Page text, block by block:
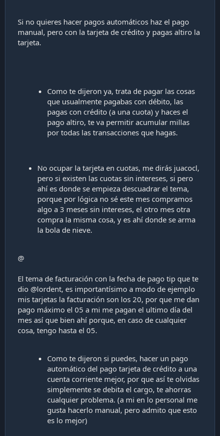
Si no quieres hacer pagos automáticos haz el pago
manual, pero con la tarjeta de crédito y pagas altiro la
tarjeta.
Como te dijeron ya, trata de pagar las cosas
que usualmente pagabas con débito, las
pagas con crédito (a una cuota) y haces el
pago altiro, te va permitir acumular millas
por todas las transacciones que hagas.
No ocupar la tarjeta en cuotas, me dirás juacocl,
pero si existen las cuotas sin intereses, si pero
ahí es donde se empieza descuadrar el tema,
porque por lógica no sé este mes compramos
algo a 3 meses sin intereses, el otro mes otra
compra la misma cosa, y es ahí donde se arma
la bola de nieve.
@
El tema de facturación con la fecha de pago tip que te
dio @lordent, es importantísimo a modo de ejemplo
mis tarjetas la facturación son los 20, por que me dan
pago máximo el 05 a mi me pagan el ultimo día del
mes así que bien ahí porque, en caso de cualquier
cosa, tengo hasta el 05.
Como te dijeron si puedes, hacer un pago
automático del pago tarjeta de crédito a una
cuenta corriente mejor, por que así te olvidas
simplemente se debita el cargo, te ahorras
cualquier problema. (a mi en lo personal me
gusta hacerlo manual, pero admito que esto
es lo mejor)